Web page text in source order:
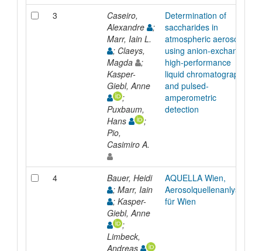
3
Caseiro,
Alexandre
;
Marr, Iain L.
; Claeys,
Magda
;
Kasper-
Giebl, Anne
;
Puxbaum,
Hans
;
Pio,
Casimiro A.
Determination of
saccharides in
atmospheric aerosol
using anion-exchange
high-performance
liquid chromatography
and pulsed-
amperometric
detection
4
Bauer, Heidi
; Marr, Iain
; Kasper-
Giebl, Anne
;
Limbeck,
Andreas
AQUELLA Wien,
Aerosolquellenanlyse
für Wien